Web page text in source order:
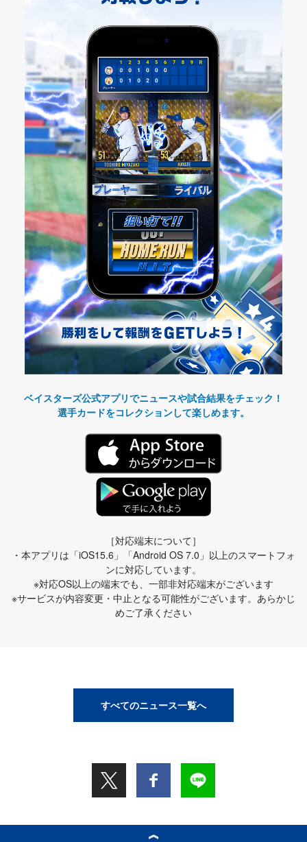
ベイスターズ公式アプリでニュースや試合結果をチェック！
選手カードをコレクションして楽しめます。
［対応端末について］
・本アプリは「iOS15.6」「Android OS 7.0」以上のスマートフォ
ンに対応しています。
※対応OS以上の端末でも、一部非対応端末がございます
※サービスが内容変更・中止となる可能性がございます。あらかじ
めご了承ください
すべてのニュース一覧へ